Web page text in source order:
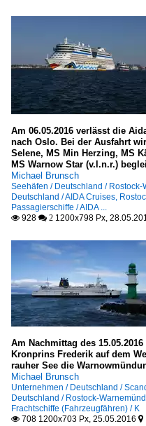
Am 06.05.2016 verlässt die
nach Oslo. Bei der Ausfahrt
Selene, MS Min Herzing, MS
MS Warnow Star (v.l.n.r.)
Michael Brunsch
Seehäfen / Deutschland / Rostock-
Deutschland / AIDA Cruises,
Passagierschiffe / AIDA ...
 928  2 1200x798 Px,
Am Nachmittag des
Kronprins Frederik auf dem
rauher See die
Michael Brunsch
Unternehmen / Deutschland /
Deutschland / Rostock-
Frachtschiffe (Fahrzeugfähren) / K
 708 1200x703 Px, 25.05.2016 